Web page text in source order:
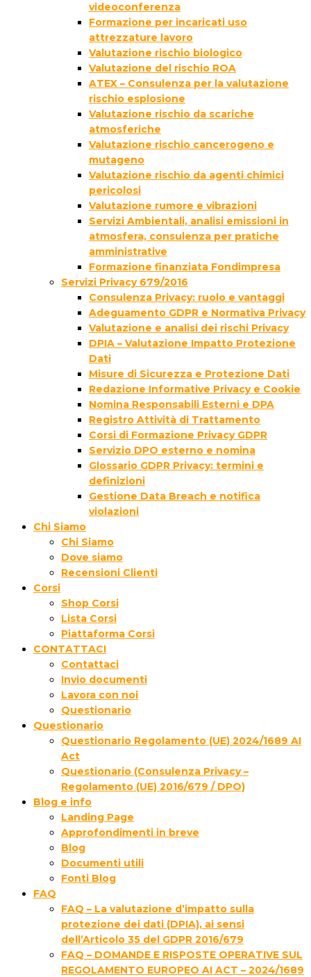
videoconferenza
Formazione per incaricati uso
attrezzature lavoro
Valutazione rischio biologico
Valutazione del rischio ROA
ATEX – Consulenza per la valutazione
rischio esplosione
Valutazione rischio da scariche
atmosferiche
Valutazione rischio cancerogeno e
mutageno
Valutazione rischio da agenti chimici
pericolosi
Valutazione rumore e vibrazioni
Servizi Ambientali, analisi emissioni in
atmosfera, consulenza per pratiche
amministrative
Formazione finanziata Fondimpresa
Servizi Privacy 679/2016
Consulenza Privacy: ruolo e vantaggi
Adeguamento GDPR e Normativa Privacy
Valutazione e analisi dei rischi Privacy
DPIA – Valutazione Impatto Protezione
Dati
Misure di Sicurezza e Protezione Dati
Redazione Informative Privacy e Cookie
Nomina Responsabili Esterni e DPA
Registro Attività di Trattamento
Corsi di Formazione Privacy GDPR
Servizio DPO esterno e nomina
Glossario GDPR Privacy: termini e
definizioni
Gestione Data Breach e notifica
violazioni
Chi Siamo
Chi Siamo
Dove siamo
Recensioni Clienti
Corsi
Shop Corsi
Lista Corsi
Piattaforma Corsi
CONTATTACI
Contattaci
Invio documenti
Lavora con noi
Questionario
Questionario
Questionario Regolamento (UE) 2024/1689 AI
Act
Questionario (Consulenza Privacy –
Regolamento (UE) 2016/679 / DPO)
Blog e info
Landing Page
Approfondimenti in breve
Blog
Documenti utili
Fonti Blog
FAQ
FAQ – La valutazione d’impatto sulla
protezione dei dati (DPIA), ai sensi
dell’Articolo 35 del GDPR 2016/679
FAQ – DOMANDE E RISPOSTE OPERATIVE SUL
REGOLAMENTO EUROPEO AI ACT – 2024/1689